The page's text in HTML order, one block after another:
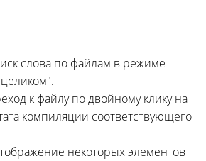
слова по файлам в режиме
к файлу по двойному клику на
компиляции соответствующего
некоторых элементов